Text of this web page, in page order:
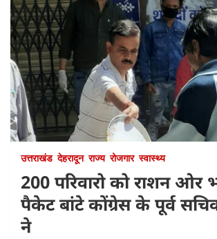
उत्तराखंड देहरादून राज्य रोजगार स्वास्थ्य
200 परिवारो को राशन
पैकेट बांटे कोंग्रेस के पूर्व सचिव
ने